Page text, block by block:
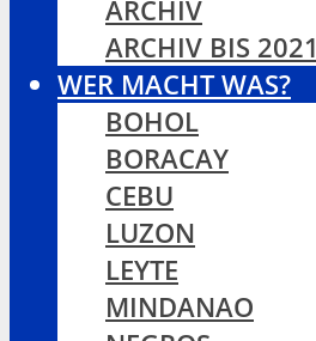
ARCHIV
ARCHIV BIS 2021
WER MACHT WAS?
BOHOL
BORACAY
CEBU
LUZON
LEYTE
MINDANAO